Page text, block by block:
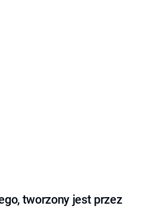
tworzony jest przez